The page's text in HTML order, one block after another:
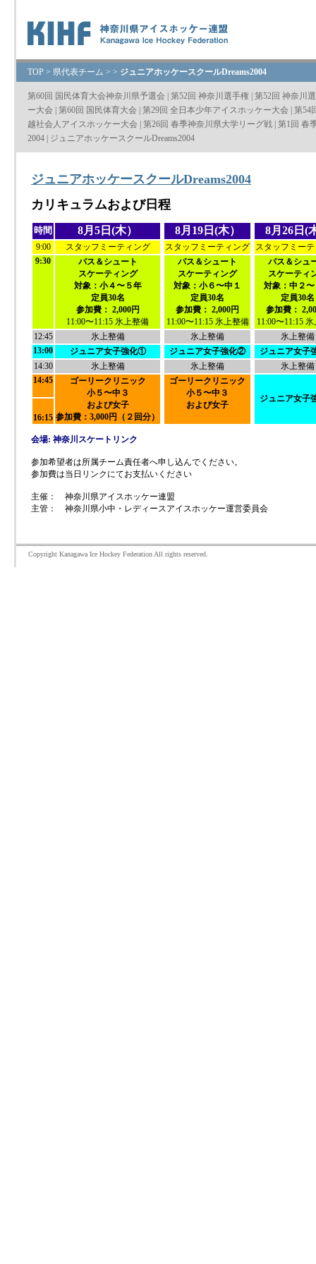
TOP > 県代表チーム > > ジュニアホッケースクールDreams2004
第60回 国民体育大会神奈川県予選会 | 第52回 神奈川選手権 | 第52回 神奈川
ー大会 | 第60回 国民体育大会 | 第29回 全日本少年アイスホッケー大会 | 第54
越社会人アイスホッケー大会 | 第26回 春季神奈川県大学リーグ戦 | 第1回 春
2004 | ジュニアホッケースクールDreams2004
ジュニアホッケースクールDreams2004
カリキュラムおよび日程
時間 8月5日(木） 8月19日(木） 8月26日(
9:00 スタッフミーティング スタッフミーティング
スタッフミー
9:30
パス＆シュート
スケーティング
対象：小４〜５年
定員30名
参加費： 2,000円
11:00〜11:15 氷上整備
パス＆シュート
スケーティング
対象：小６〜中１
定員30名
参加費： 2,000円
11:00〜11:15 氷上整備
パス＆シュ
スケーティ
対象：中２
定員30名
参加費：
11:00〜11:15
12:45
氷上整備 氷上整備
氷上整備
13:00
ジュニア女子強化① ジュニア女子強化②
ジュニア女子
14:30
氷上整備 氷上整備
氷上整備
14:45
ゴーリークリニック
小５〜中３
および女子
参加費：3,000円（２回分）
ゴーリークリニック
小５〜中３
および女子
ジュニア女子
16:15
会場: 神奈川スケートリンク
参加希望者は所属チーム責任者へ申し込んでください。
参加費は当日リンクにてお支払いください
主催： 神奈川県アイスホッケー連盟
主管： 神奈川県小中・レディースアイスホッケー運営委員会
Copyright Kanagawa Ice Hockey Federation All rights reserved.